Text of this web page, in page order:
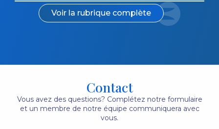
Voir la rubrique complète
Contact
Vous avez des questions? Complétez notre formulaire
et un membre de notre équipe communiquera avec
vous.